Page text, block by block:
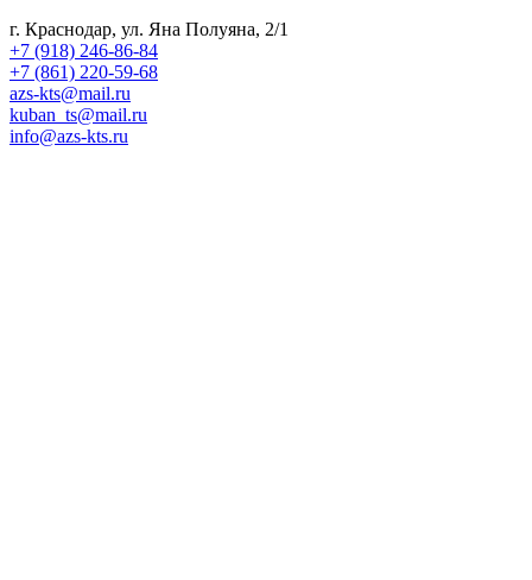
г. Краснодар, ул. Яна Полуяна, 2/1
+7 (918) 246-86-84
+7 (861) 220-59-68
azs-kts@mail.ru
kuban_ts@mail.ru
info@azs-kts.ru